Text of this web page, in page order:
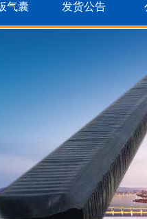
气囊 发货公告